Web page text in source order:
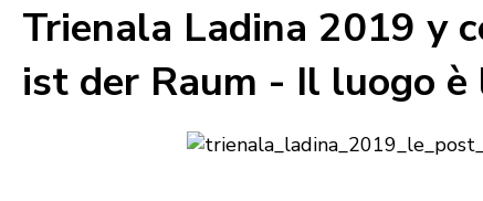
Trienala Ladina 2019 y
ist der Raum - Il luogo